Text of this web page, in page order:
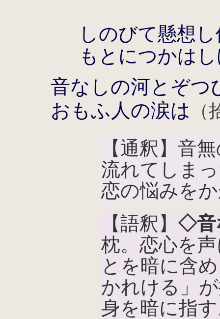
しのびて懸想
もとにつかは
音なしの河とぞつ
おもふ人の涙は
【通釈】音
流れてしま
恋の悩みを
【語釈】 ◇音
枕。恋心を
とを暗に含
かれける」
身を暗に指